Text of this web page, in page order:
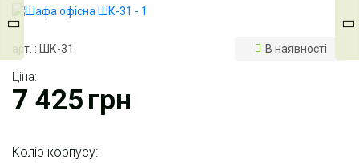
проектування
арт. : ШК-31 В наявності
Ціна:
7 425грн
Колір корпусу: